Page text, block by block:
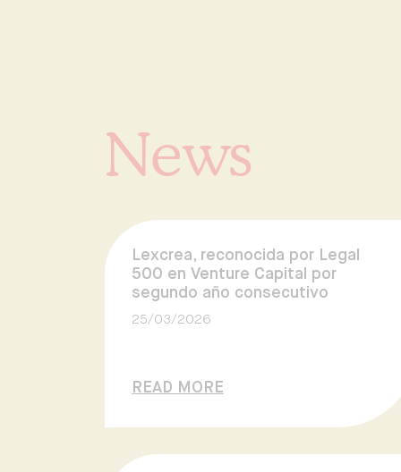
News
Lexcrea, reconocida por Legal
500 en Venture Capital por
segundo año consecutivo
25/03/2026
READ MORE